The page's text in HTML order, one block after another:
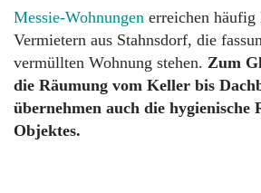
Messie-Wohnungen erreichen
Vermietern aus Stahnsdorf, die
vermüllten Wohnung stehen. Zum
die Räumung vom Keller bis
übernehmen auch die hygienische
Objektes.
Entrümpelung
Geruchsneutralisation
Über
uns
Impressum